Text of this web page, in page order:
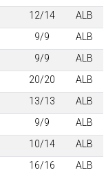
12/14
ALB
9/9
ALB
9/9
ALB
20/20
ALB
13/13
ALB
9/9
ALB
10/14
ALB
16/16
ALB